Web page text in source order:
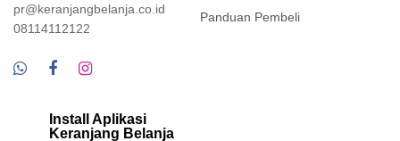
pr@keranjangbelanja.co.id
08114112122
Panduan Pembeli
Install Aplikasi
Keranjang Belanja